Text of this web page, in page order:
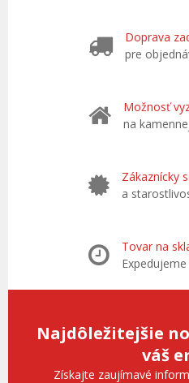
Doprava
pre
Možnosť
na
Zákaznícky
a
Tovar na
Najdôležitejšie
váš
Získajte zaujímavé